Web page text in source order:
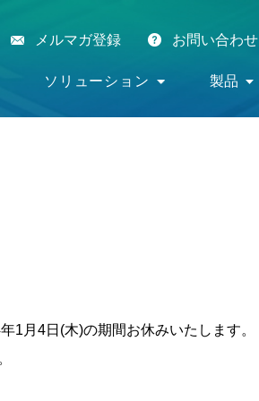
メルマガ登録 お問い合わせ
ソリューション 製品
1月4日(木)の期間お休みいたします。